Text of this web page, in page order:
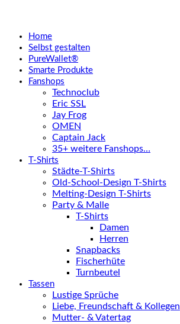
Home
Selbst gestalten
PureWallet®
Smarte Produkte
Fanshops
Technoclub
Eric SSL
Jay Frog
OMEN
Captain Jack
35+ weitere Fanshops…
T-Shirts
Städte-T-Shirts
Old-School-Design T-Shirts
Melting-Design T-Shirts
Party & Malle
T-Shirts
Damen
Herren
Snapbacks
Fischerhüte
Turnbeutel
Tassen
Lustige Sprüche
Liebe, Freundschaft & Kollegen
Mutter- & Vatertag